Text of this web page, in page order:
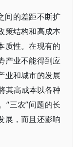
间的差距不断扩
策结构和高成本
质性。在现有的
产业不能得到应
业和城市的发展
其高成本以各种
“三农”问题的长
展，而且还影响